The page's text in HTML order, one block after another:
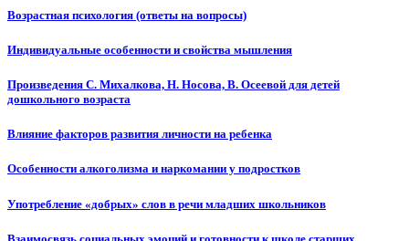
Возрастная психология (ответы на вопросы)
Индивидуальные особенности и свойства мышления
Произведения С. Михалкова, Н. Носова, В. Осеевой для детей
дошкольного возраста
Влияние факторов развития личности на ребенка
Особенности алкоголизма и наркомании у подростков
Употребление «добрых» слов в речи младших школьников